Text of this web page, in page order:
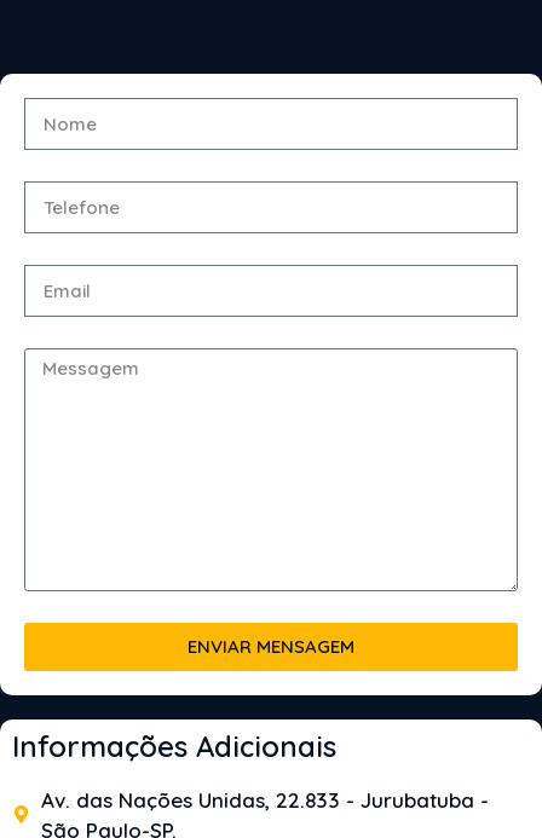
ENVIAR MENSAGEM
Informações Adicionais
Av. das Nações Unidas, 22.833 - Jurubatuba -
São Paulo-SP.